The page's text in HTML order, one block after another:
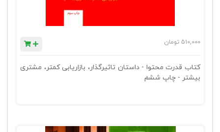
510,000 تومان
کتاب قدرت محتوا - داستان تاثیرگذار، بازاریابی کمتر، مشتری
بیشتر - چاپ ششم